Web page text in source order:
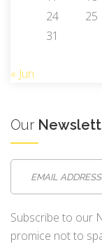
24
25
31
« Jun
Our
Subscribe to our
promice not to